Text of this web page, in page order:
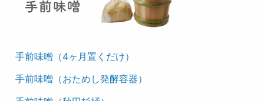
手前味噌（4ヶ月置くだけ）
手前味噌（おためし発酵容器）